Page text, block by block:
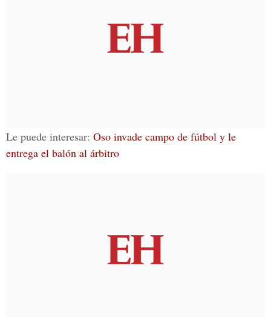
Le puede interesar: Oso invade campo de fútbol y le
entrega el balón al árbitro